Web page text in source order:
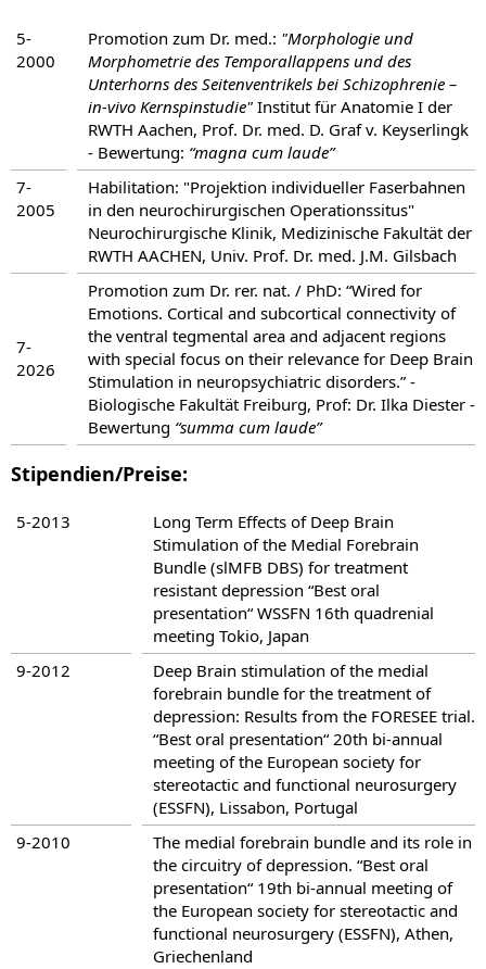
5-
2000
Promotion zum Dr. med.: "Morphologie und
Morphometrie des Temporallappens und des
Unterhorns des Seitenventrikels bei Schizophrenie –
in-vivo Kernspinstudie" Institut für Anatomie I der
RWTH Aachen, Prof. Dr. med. D. Graf v. Keyserlingk
- Bewertung: “magna cum laude”
7-
2005
Habilitation: "Projektion individueller Faserbahnen
in den neurochirurgischen Operationssitus"
Neurochirurgische Klinik, Medizinische Fakultät der
RWTH AACHEN, Univ. Prof. Dr. med. J.M. Gilsbach
7-
2026
Promotion zum Dr. rer. nat. / PhD: “Wired for
Emotions. Cortical and subcortical connectivity of
the ventral tegmental area and adjacent regions
with special focus on their relevance for Deep Brain
Stimulation in neuropsychiatric disorders.” -
Biologische Fakultät Freiburg, Prof: Dr. Ilka Diester -
Bewertung “summa cum laude”
Stipendien/Preise:
5-2013
Long Term Effects of Deep Brain
Stimulation of the Medial Forebrain
Bundle (slMFB DBS) for treatment
resistant depression “Best oral
presentation“ WSSFN 16th quadrenial
meeting Tokio, Japan
9-2012
Deep Brain stimulation of the medial
forebrain bundle for the treatment of
depression: Results from the FORESEE trial.
“Best oral presentation“ 20th bi-annual
meeting of the European society for
stereotactic and functional neurosurgery
(ESSFN), Lissabon, Portugal
9-2010
The medial forebrain bundle and its role in
the circuitry of depression. “Best oral
presentation“ 19th bi-annual meeting of
the European society for stereotactic and
functional neurosurgery (ESSFN), Athen,
Griechenland